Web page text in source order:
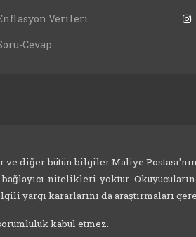
Verileri
Cevap
ve diğer bütün bilgiler Maliye
nitelikleri yoktur.
yargı kararlarını da araştırmaları
kabul etmez.